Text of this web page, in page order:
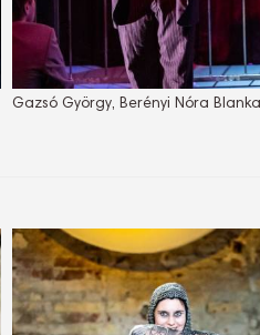
Gazsó György, Berényi Nóra Blanka